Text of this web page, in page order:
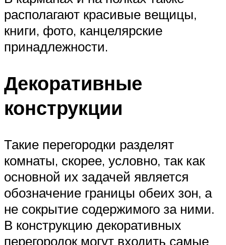
располагают красивые вещицы,
книги, фото, канцелярские
принадлежности.
Декоративные
конструкции
Такие перегородки разделят
комнаты, скорее, условно, так как
основной их задачей является
обозначение границы обеих зон, а
не сокрытие содержимого за ними.
В конструкцию декоративных
перегородок могут входить самые